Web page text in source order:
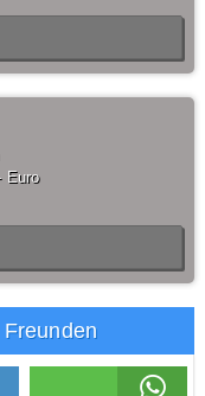
Euro